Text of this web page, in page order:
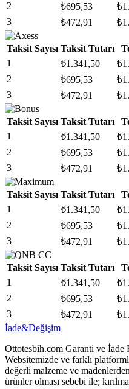
2
₺695,53 ₺
3
₺472,91 ₺
Taksit Sayısı Taksit Tutarı
1
₺1.341,50 ₺
2
₺695,53 ₺
3
₺472,91 ₺
Taksit Sayısı Taksit Tutarı
1
₺1.341,50 ₺
2
₺695,53 ₺
3
₺472,91 ₺
Taksit Sayısı Taksit Tutarı
1
₺1.341,50 ₺
2
₺695,53 ₺
3
₺472,91 ₺
Taksit Sayısı Taksit Tutarı
1
₺1.341,50 ₺
2
₺695,53 ₺
3
₺472,91 ₺
İade&Değişim
Ottotesbih.com Garanti ve İade
Websitemizde ve farklı
değerli malzeme ve
ürünler olması sebebi ile;